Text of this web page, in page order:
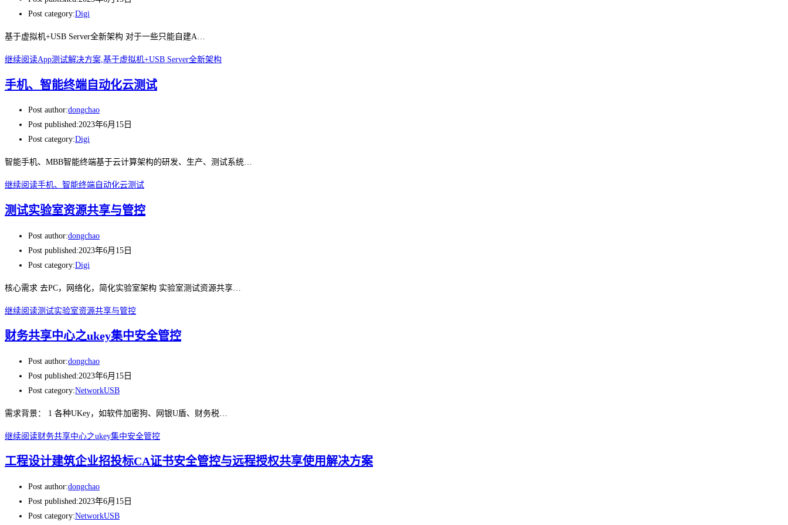
Post category:Digi
基于虚拟机+USB Server全新架构 对于一些只能自建A…
继续阅读App测试解决方案,基于虚拟机+USB Server全新架构
手机、智能终端自动化云测试
Post author:dongchao
Post published:2023年6月15日
Post category:Digi
智能手机、MBB智能终端基于云计算架构的研发、生产、测试系统…
继续阅读手机、智能终端自动化云测试
测试实验室资源共享与管控
Post author:dongchao
Post published:2023年6月15日
Post category:Digi
核心需求 去PC，网络化，简化实验室架构 实验室测试资源共享…
继续阅读测试实验室资源共享与管控
财务共享中心之ukey集中安全管控
Post author:dongchao
Post published:2023年6月15日
Post category:NetworkUSB
需求背景： 1 各种UKey，如软件加密狗、网银U盾、财务税…
继续阅读财务共享中心之ukey集中安全管控
工程设计建筑企业招投标CA证书安全管控与远程授权共享使用解决方案
Post author:dongchao
Post published:2023年6月15日
Post category:NetworkUSB